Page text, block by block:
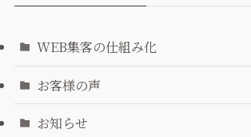
WEB集客の仕組み化
お客様の声
お知らせ